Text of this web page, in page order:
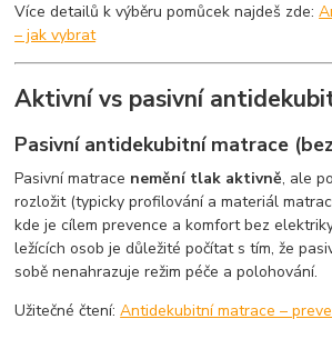
Více detailů k výběru pomůcek najdeš zde:
– jak vybrat
Aktivní vs pasivní
Pasivní antidekubitní matrace
Pasivní matrace nemění tlak aktivně, ale
rozložit (typicky profilování a materiál
kde je cílem prevence a komfort bez
ležících osob je důležité počítat s tím, že
sobě nenahrazuje režim péče a polohování.
Užitečné čtení:Antidekubitní matrace –